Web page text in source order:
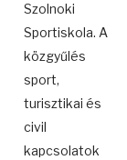
Szolnoki
Sportiskola. A
közgyűlés
sport,
turisztikai és
civil
kapcsolatok